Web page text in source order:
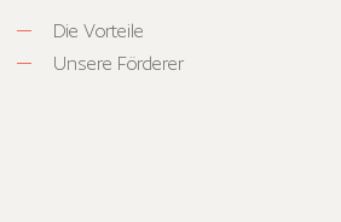
Die Vorteile
Unsere Förderer